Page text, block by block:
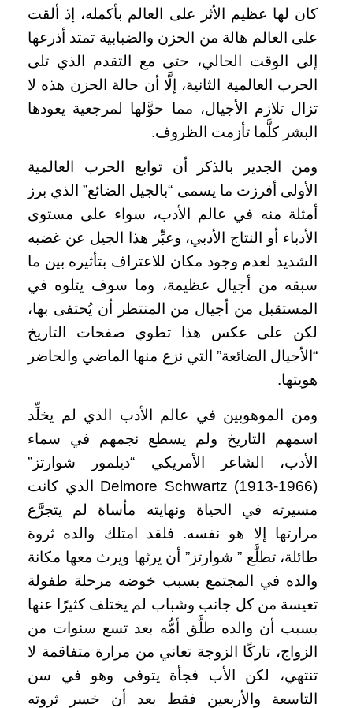
كان لها عظيم الأثر على العالم بأكمله، إذ ألقت
على العالم هالة من الحزن والضبابية تمتد أذرعها
إلى الوقت الحالي، حتى مع التقدم الذي تلى
الحرب العالمية الثانية، إلَّا أن حالة الحزن هذه لا
تزال تلازم الأجيال، مما حوَّلها لمرجعية يعودها
البشر كلَّما تأزمت الظروف.
ومن الجدير بالذكر أن توابع الحرب العالمية
الأولى أفرزت ما يسمى “بالجيل الضائع” الذي برز
أمثلة منه في عالم الأدب، سواء على مستوى
الأدباء أو النتاج الأدبي، وعبِّر هذا الجيل عن غضبه
الشديد لعدم وجود مكان للاعتراف بتأثيره بين ما
سبقه من أجيال عظيمة، وما سوف يتلوه في
المستقبل من أجيال من المنتظر أن يُحتفى بها،
لكن على عكس هذا تطوي صفحات التاريخ
“الأجيال الضائعة” التي نزع منها الماضي والحاضر
هويتها.
ومن الموهوبين في عالم الأدب الذي لم يخلِّد
اسمهم التاريخ ولم يسطع نجمهم في سماء
الأدب، الشاعر الأمريكي “ديلمور شوارتز”
Delmore Schwartz (1913-1966) الذي كانت
مسيرته في الحياة ونهايته مأساة لم يتجرَّع
مرارتها إلا هو نفسه. فلقد امتلك والده ثروة
طائلة، تطلَّع ” شوارتز” أن يرثها ويرث معها مكانة
والده في المجتمع بسبب خوضه مرحلة طفولة
تعيسة من كل جانب وشباب لم يختلف كثيرًا عنها
بسبب أن والده طلَّق أمُّه بعد تسع سنوات من
الزواج، تاركًا الزوجة تعاني من مرارة متفاقمة لا
تنتهي، لكن الأب فجأة يتوفى وهو في سن
التاسعة والأربعين فقط بعد أن خسر ثروته